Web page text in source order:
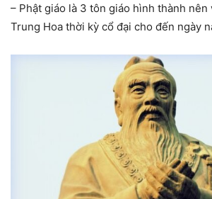
– Phật giáo là 3 tôn giáo hình thành nên
Trung Hoa thời kỳ cổ đại cho đến ngày